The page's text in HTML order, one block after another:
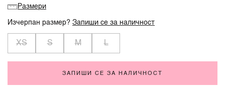
Размери
Изчерпан размер?Запиши се за наличност
XS S M L
ЗАПИШИ СЕ ЗА НАЛИЧНОСТ